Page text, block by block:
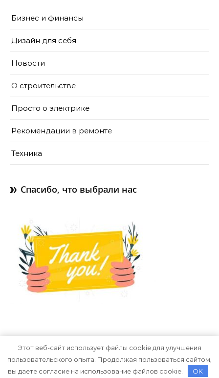
Бизнес и финансы
Дизайн для себя
Новости
О строительстве
Просто о электрике
Рекомендации в ремонте
Техника
Спасибо, что выбрали нас
Тема Graceful от Optima Themes
Этот веб-сайт использует файлы cookie для улучшения
пользовательского опыта. Продолжая пользоваться сайтом,
вы даете согласие на использование файлов cookie.
OK